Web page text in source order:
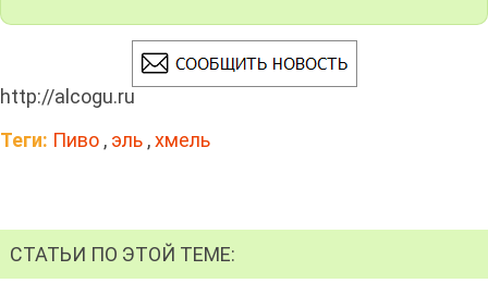
http://alcogu.ru
Теги: Пиво , эль ,хмель
СТАТЬИ ПО ЭТОЙ ТЕМЕ: